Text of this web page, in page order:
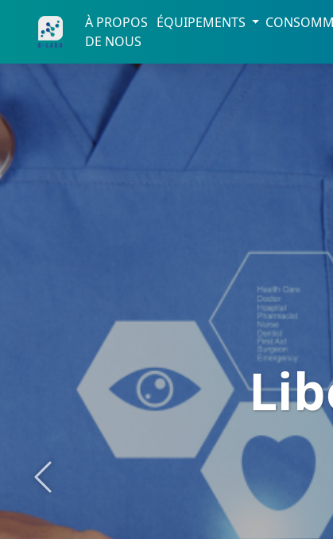
À PROPOS
DE NOUS
ÉQUIPEMENTS
Précédent